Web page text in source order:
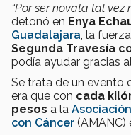
“Por ser novata tal vez
detonó en Enya
Guadalajara , la
Segunda Travesía
podía ayudar gracias
Se trata de un evento
era que con cada
pesos a la
con Cáncer (AMANC)